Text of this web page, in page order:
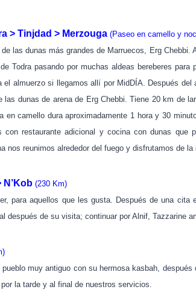
> Tinjdad > Merzouga (Paseo en camello y
las dunas más grandes de Marruecos, Erg Chebbi.
Todra pasando por muchas aldeas bereberes
el almuerzo si llegamos allí por MidDÍA. Después del
las dunas de arena de Erg Chebbi.Tiene 20 km de
en camello dura aproximadamente 1 hora y 30
restaurante adicional y cocina con dunas que
nos reunimos alrededor del fuego y disfrutamos de
N’Kob (230 Km)
para aquellos que les gusta. Después de una
después de su visita; continuar por Alnif, Tazzarine
muy antiguo con su hermosa kasbah,
por la tarde y al final de nuestros servicios.